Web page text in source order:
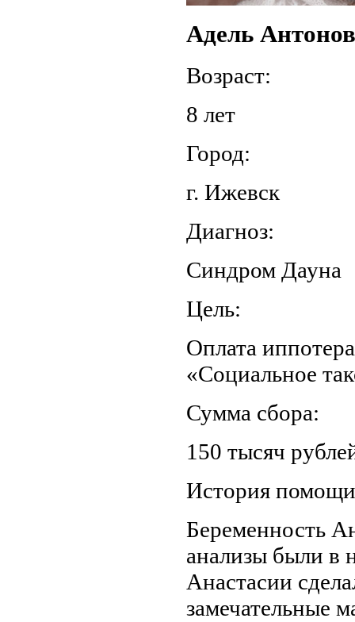
Адель
Возраст:
8 лет
Город:
г. Ижевск
Диагноз:
Синдром Дауна
Цель:
Оплата
«Социальное
Сумма сбора:
150 тысяч
История помощи
Беременность
анализы были в
Анастасии
замечательные